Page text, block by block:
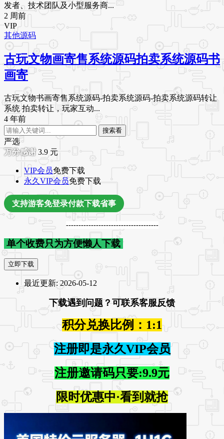
发者、技术团队及小型服务商...
2 周前
VIP
其他源码
古玩文物画寄售系统源码拍卖系统源码书
画寄
古玩文物书画寄售系统源码-拍卖系统源码-拍卖系统源码转让
系统 拍卖转让，玩家互动...
4 年前
搜索看
严选
3.9 元
VIP会员免费下载
永久VIP会员免费下载
支持游客免登录付款下载省事
-------------------------------------
单个收费只为方便懒人下载
立即下载
最近更新:2026-05-12
下载遇到问题？可联系客服反馈
积分兑换比例：1:1
注册即是永久VIP会员
注册邀请码只要:9.9元
限时优惠中·看到就抢